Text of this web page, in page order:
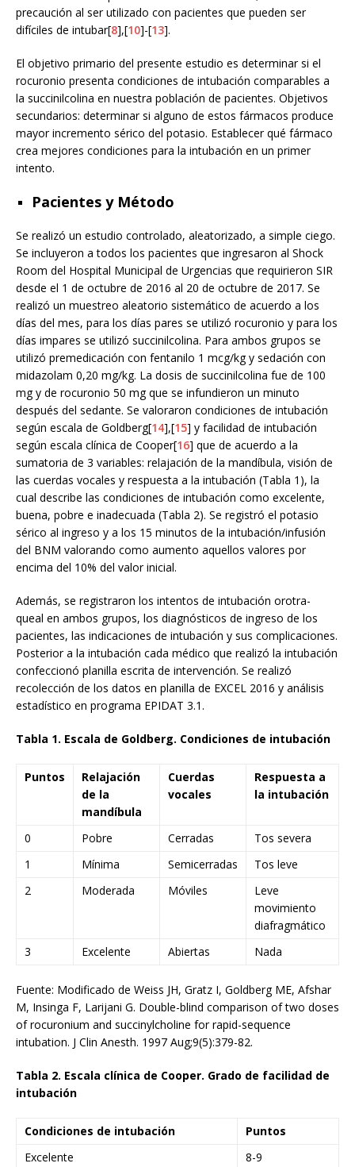
precaución al ser utilizado con pacientes que pueden ser
difíciles de intubar[8],[10]-[13].
El objetivo primario del presente estudio es determinar si el
rocuronio presenta condiciones de intubación comparables a
la succinilcolina en nuestra población de pacientes. Objetivos
secundarios: determinar si alguno de estos fármacos produce
mayor incremento sérico del potasio. Establecer qué fármaco
crea mejores condiciones para la intubación en un primer
intento.
Pacientes y Método
Se realizó un estudio controlado, aleatorizado, a simple ciego.
Se incluyeron a todos los pacientes que ingresaron al Shock
Room del Hospital Municipal de Urgencias que requirieron SIR
desde el 1 de octubre de 2016 al 20 de octubre de 2017. Se
realizó un muestreo aleatorio sistemático de acuerdo a los
días del mes, para los días pares se utilizó rocuronio y para los
días impares se utilizó succinilcolina. Para ambos grupos se
utilizó premedicación con fentanilo 1 mcg/kg y sedación con
midazolam 0,20 mg/kg. La dosis de succinilcolina fue de 100
mg y de rocuronio 50 mg que se infundieron un minuto
después del sedante. Se valoraron condiciones de intubación
según escala de Goldberg[14],[15] y facilidad de intubación
según escala clínica de Cooper[16] que de acuerdo a la
sumatoria de 3 variables: relajación de la mandíbula, visión de
las cuerdas vocales y respuesta a la intubación (Tabla 1), la
cual describe las condiciones de intubación como excelente,
buena, pobre e inadecuada (Tabla 2). Se registró el potasio
sérico al ingreso y a los 15 minutos de la intubación/infusión
del BNM valorando como aumento aquellos valores por
encima del 10% del valor inicial.
Además, se registraron los intentos de intubación orotra-
queal en ambos grupos, los diagnósticos de ingreso de los
pacientes, las indicaciones de intubación y sus complicaciones.
Posterior a la intubación cada médico que realizó la intubación
confeccionó planilla escrita de intervención. Se realizó
recolección de los datos en planilla de EXCEL 2016 y análisis
estadístico en programa EPIDAT 3.1.
Tabla 1. Escala de Goldberg. Condiciones de intubación
Puntos
Relajación
de la
mandíbula
Cuerdas
vocales
Respuesta a
la intubación
0 Pobre Cerradas
Tos severa
1
Mínima Semicerradas
Tos leve
2
Moderada Móviles
Leve
movimiento
diafragmático
3
Excelente Abiertas Nada
Fuente: Modificado de Weiss JH, Gratz I, Goldberg ME, Afshar
M, Insinga F, Larijani G. Double-blind comparison of two doses
of rocuronium and succinylcholine for rapid-sequence
intubation. J Clin Anesth. 1997 Aug;9(5):379-82.
Tabla 2. Escala clínica de Cooper. Grado de facilidad de
intubación
Condiciones de intubación
Puntos
Excelente
8-9